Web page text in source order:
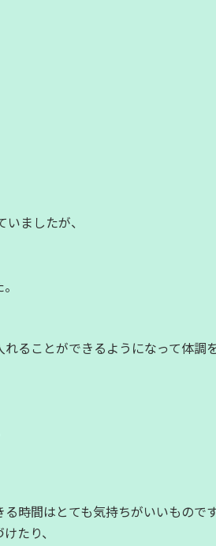
ましたが、
ることができるようになって体調
時間はとても気持ちがいいもので
たり、